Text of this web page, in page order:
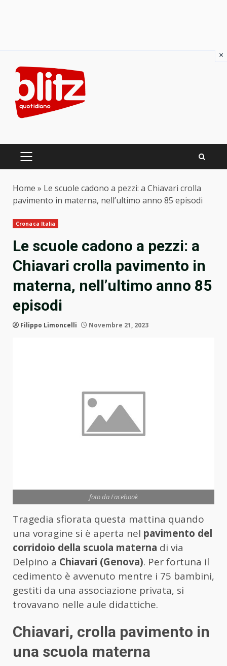
content
PRIMARY
Home » Le scuole cadono a pezzi: a Chiavari crolla
pavimento in materna, nell’ultimo anno 85 episodi
Cronaca Italia
Le scuole cadono a pezzi: a
Chiavari crolla pavimento in
materna, nell’ultimo anno 85
episodi
Filippo Limoncelli Novembre 21, 2023
foto da Facebook
Tragedia sfiorata questa mattina quando
una voragine si è aperta nel pavimento del
corridoio della scuola materna di via
Delpino a Chiavari (Genova). Per fortuna il
cedimento è avvenuto mentre i 75 bambini,
gestiti da una associazione privata, si
trovavano nelle aule didattiche.
Chiavari, crolla pavimento in
una scuola materna
×